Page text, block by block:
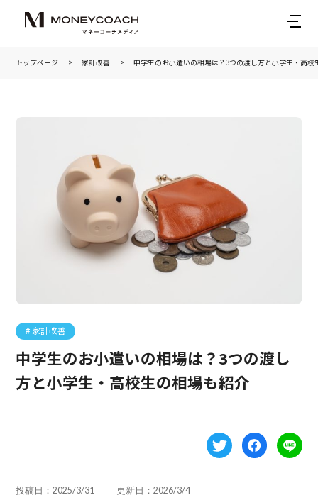
トップページ 家計改善 中学生のお小遣いの相場は？3つの渡し方と小学生・高校
家計改善
中学生のお小遣いの相場は？3つの渡し
方と小学生・高校生の相場も紹介
投稿日：2025/3/31 更新日：2026/3/4